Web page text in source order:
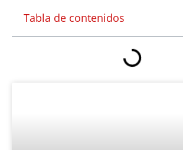
Tabla de contenidos